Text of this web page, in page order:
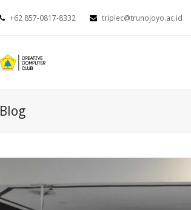
+62 857-0817-8332 triplec@trunojoyo.ac.id
Blog